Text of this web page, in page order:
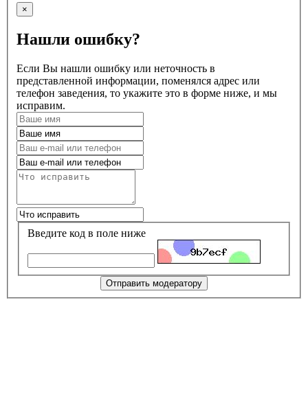
×
Нашли ошибку?
Если Вы нашли ошибку или неточность в
представленной информации, поменялся адрес или
телефон заведения, то укажите это в форме ниже, и мы
исправим.
Введите код в поле ниже
Отправить модератору